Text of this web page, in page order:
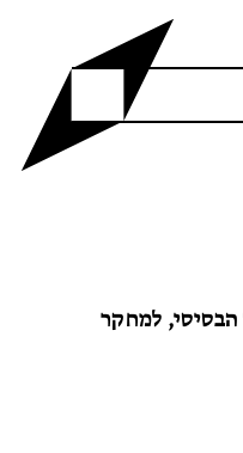
למחקר